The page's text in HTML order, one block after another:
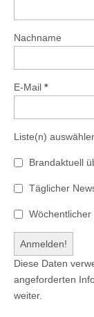
Nachname
E-Mail *
Liste(n)
Brandaktuell
Täglicher
Wöchentlicher
Diese Daten
angeforderten
weiter.